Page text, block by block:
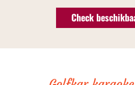
Check